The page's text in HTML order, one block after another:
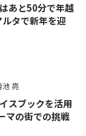
あと50分で年越
タで新年を迎
池 亮
スブックを活用
マの街での挑戦